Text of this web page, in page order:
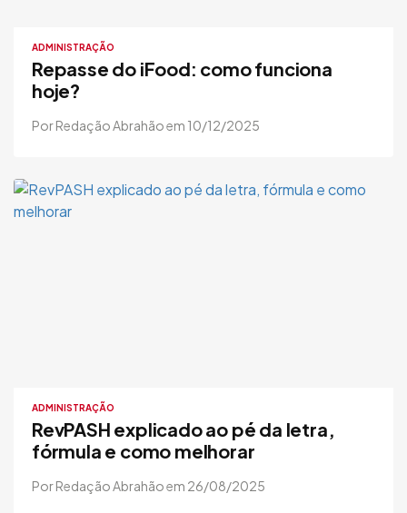
ADMINISTRAÇÃO
Repasse do iFood: como funciona
hoje?
Por Redação Abrahão em 10/12/2025
ADMINISTRAÇÃO
RevPASH explicado ao pé da letra,
fórmula e como melhorar
Por Redação Abrahão em 26/08/2025